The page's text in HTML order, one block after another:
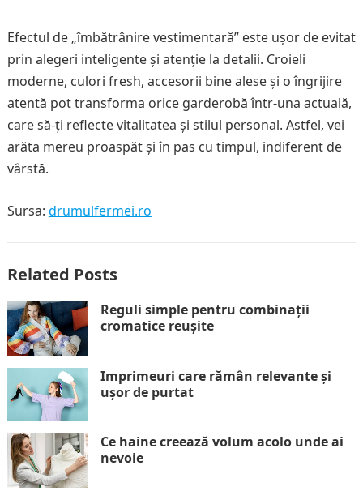
Efectul de „îmbătrânire vestimentară” este ușor de evitat
prin alegeri inteligente și atenție la detalii. Croieli
moderne, culori fresh, accesorii bine alese și o îngrijire
atentă pot transforma orice garderobă într-una actuală,
care să-ți reflecte vitalitatea și stilul personal. Astfel, vei
arăta mereu proaspăt și în pas cu timpul, indiferent de
vârstă.
Sursa: drumulfermei.ro
Related Posts
Reguli simple pentru combinații
cromatice reușite
Imprimeuri care rămân relevante și
ușor de purtat
Ce haine creează volum acolo unde ai
nevoie